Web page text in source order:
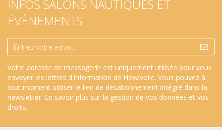
INFOS SALONS NAUTIQUES ET
ÉVÈNEMENTS
Votre adresse de messagerie est uniquement utilisée pour vous
envoyer les lettres d'information de Hexavoile. Vous pouvez à
tout moment utiliser le lien de désabonnement intégré dans la
newsletter. En savoir plus sur la gestion de vos données et vos
droits.